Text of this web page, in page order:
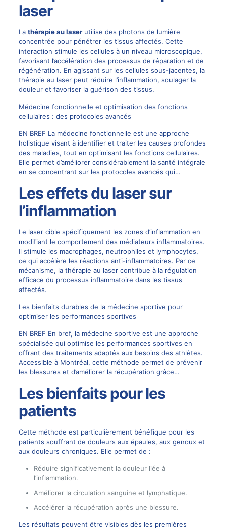
laser
La thérapie au laserutilise des photons de lumière
concentrée pour pénétrer les tissus affectés. Cette
interaction stimule les cellules à un niveau microscopique,
favorisant l’accélération des processus de réparation et de
régénération. En agissant sur les cellules sous-jacentes, la
thérapie au laser peut réduire l’inflammation, soulager la
douleur et favoriser la guérison des tissus.
Médecine fonctionnelle et optimisation des fonctions
cellulaires : des protocoles avancés
EN BREF La médecine fonctionnelle est une approche
holistique visant à identifier et traiter les causes profondes
des maladies, tout en optimisant les fonctions cellulaires.
Elle permet d’améliorer considérablement la santé intégrale
en se concentrant sur les protocoles avancés qui…
Les effets du laser sur
l’inflammation
Le laser cible spécifiquement les zones d’inflammation en
modifiant le comportement des médiateurs inflammatoires.
Il stimule les macrophages, neutrophiles et lymphocytes,
ce qui accélère les réactions anti-inflammatoires. Par ce
mécanisme, la thérapie au laser contribue à la régulation
efficace du processus inflammatoire dans les tissus
affectés.
Les bienfaits durables de la médecine sportive pour
optimiser les performances sportives
EN BREF En bref, la médecine sportive est une approche
spécialisée qui optimise les performances sportives en
offrant des traitements adaptés aux besoins des athlètes.
Accessible à Montréal, cette méthode permet de prévenir
les blessures et d’améliorer la récupération grâce…
Les bienfaits pour les
patients
Cette méthode est particulièrement bénéfique pour les
patients souffrant de douleurs aux épaules, aux genoux et
aux douleurs chroniques. Elle permet de :
Réduire significativement la douleur liée à
l’inflammation.
Améliorer la circulation sanguine et lymphatique.
Accélérer la récupération après une blessure.
Les résultats peuvent être visibles dès les premières